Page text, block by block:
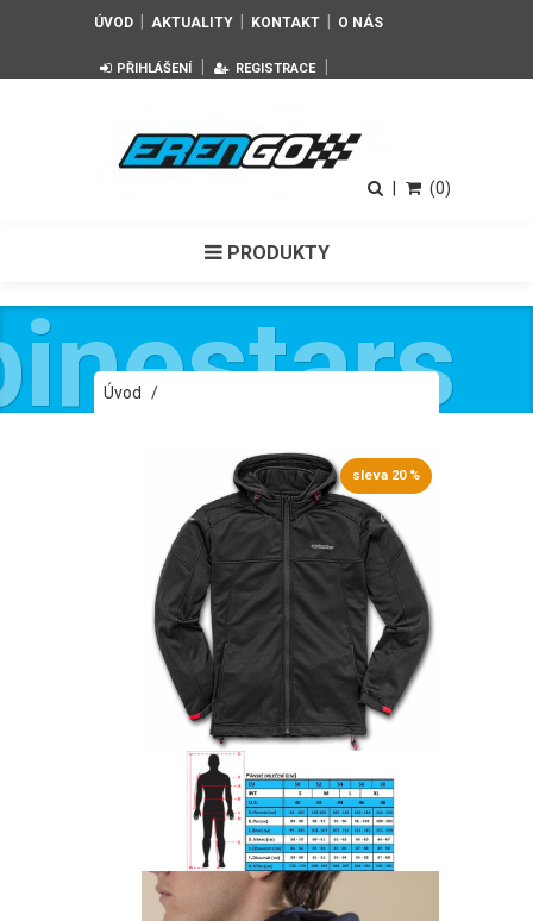
ÚVOD AKTUALITY KONTAKT O NÁS
PŘIHLÁŠENÍ REGISTRACE
(0)
PRODUKTY
Úvod /
Alpinestars 1018-11006 10
sleva 20 %